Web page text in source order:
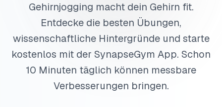
Gehirnjogging macht dein Gehirn fit.
Entdecke die besten Übungen,
wissenschaftliche Hintergründe und starte
kostenlos mit der SynapseGym App. Schon
10 Minuten täglich können messbare
Verbesserungen bringen.